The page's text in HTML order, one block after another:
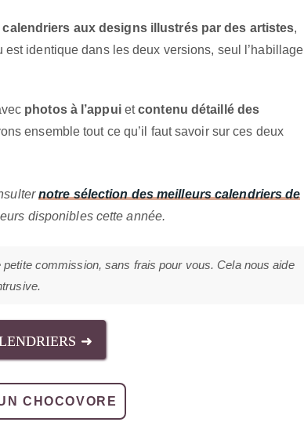
calendriers aux designs illustrés par des artistes,
identique dans les deux versions, seul l’habillage
photos à l’appuietcontenu détaillé des
ensemble tout ce qu’il faut savoir sur ces deux
notre sélection des meilleurs calendriers de
disponibles cette année.
commission, sans frais pour vous. Cela nous aide
➜
CHOCOVORE